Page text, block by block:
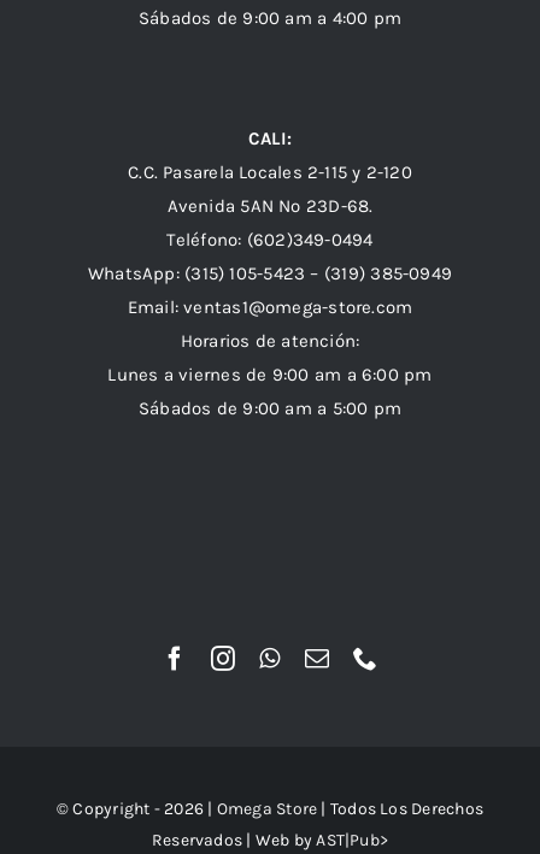
Sábados de 9:00 am a 4:00 pm
CALI:
C.C. Pasarela Locales 2-115 y 2-120
Avenida 5AN Nº 23D-68.
Teléfono: (602)349-0494
WhatsApp: (315) 105-5423 – (319) 385-0949
Email:ventas1@omega-store.com
Horarios de atención:
Lunes a viernes de 9:00 am a 6:00 pm
Sábados de 9:00 am a 5:00 pm
© Copyright - 2026 | Omega Store | Todos Los Derechos
Reservados | Web byAST|Pub>